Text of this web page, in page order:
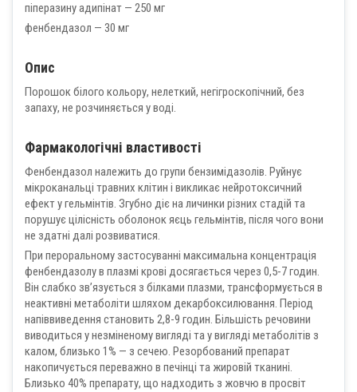
піперазину адипінат — 250 мг
фенбендазол — 30 мг
Опис
Порошок білого кольору, нелеткий, негігроскопічний, без
запаху, не розчиняється у воді.
Фармакологічні властивості
Фенбендазол належить до групи бензимідазолів. Руйнує
мікроканальці травних клітин і викликає нейротоксичний
ефект у гельмінтів. Згубно діє на личинки різних стадій та
порушує цілісність оболонок яєць гельмінтів, після чого вони
не здатні далі розвиватися.
При пероральному застосуванні максимальна концентрація
фенбендазолу в плазмі крові досягається через 0,5-7 годин.
Він слабко зв’язується з білками плазми, трансформується в
неактивні метаболіти шляхом декарбоксилювання. Період
напіввиведення становить 2,8-9 годин. Більшість речовини
виводиться у незміненому вигляді та у вигляді метаболітів з
калом, близько 1% — з сечею. Резорбований препарат
накопичується переважно в печінці та жировій тканині.
Близько 40% препарату, що надходить з жовчю в просвіт